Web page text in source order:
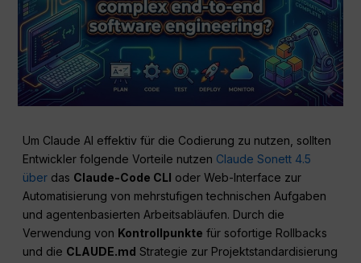
Um Claude AI effektiv für die Codierung zu nutzen, sollten
Entwickler folgende Vorteile nutzen Claude Sonett 4.5
über das Claude-Code CLI oder Web-Interface zur
Automatisierung von mehrstufigen technischen Aufgaben
und agentenbasierten Arbeitsabläufen. Durch die
Verwendung von Kontrollpunkte für sofortige Rollbacks
und die CLAUDE.md Strategie zur Projektstandardisierung